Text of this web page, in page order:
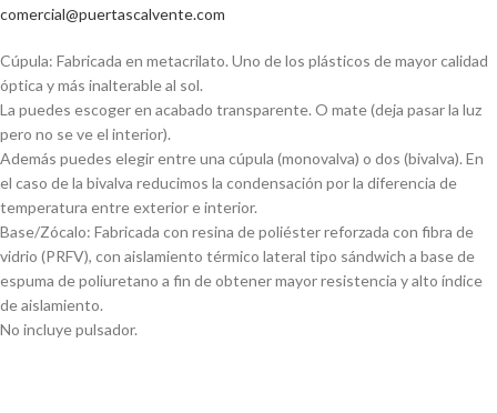
comercial@puertascalvente.com
Cúpula: Fabricada en metacrilato. Uno de los plásticos de mayor calidad
óptica y más inalterable al sol.
La puedes escoger en acabado transparente. O mate (deja pasar la luz
pero no se ve el interior).
Además puedes elegir entre una cúpula (monovalva) o dos (bivalva). En
el caso de la bivalva reducimos la condensación por la diferencia de
temperatura entre exterior e interior.
Base/Zócalo: Fabricada con resina de poliéster reforzada con fibra de
vidrio (PRFV), con aislamiento térmico lateral tipo sándwich a base de
espuma de poliuretano a fin de obtener mayor resistencia y alto índice
de aislamiento.
No incluye pulsador.